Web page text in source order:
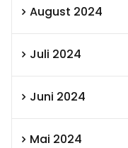
August 2024
Juli 2024
Juni 2024
Mai 2024